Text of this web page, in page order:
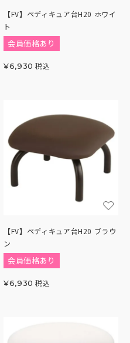
【FV】ペディキュア台H20 ホワイ
ト
会員価格あり
¥6,930 税込
【FV】ペディキュア台H20 ブラウ
ン
会員価格あり
¥6,930 税込